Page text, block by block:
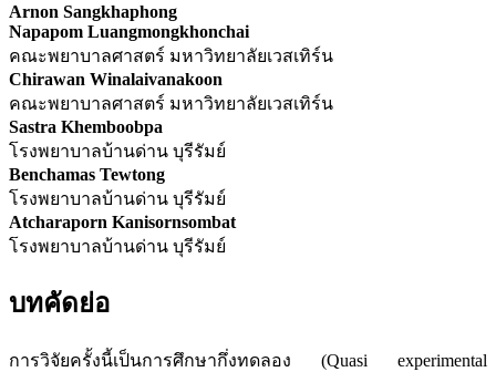
Arnon Sangkhaphong
Napapom Luangmongkhonchai
คณะพยาบาลศาสตร์ มหาวิทยาลัยเวสเทิร์น
Chirawan Winalaivanakoon
คณะพยาบาลศาสตร์ มหาวิทยาลัยเวสเทิร์น
Sastra Khemboobpa
โรงพยาบาลบ้านด่าน บุรีรัมย์
Benchamas Tewtong
โรงพยาบาลบ้านด่าน บุรีรัมย์
Atcharaporn Kanisornsombat
โรงพยาบาลบ้านด่าน บุรีรัมย์
บทคัดย่อ
การวิจัยครั้งนี้เป็นการศึกษากึ่งทดลอง (Quasi experimental